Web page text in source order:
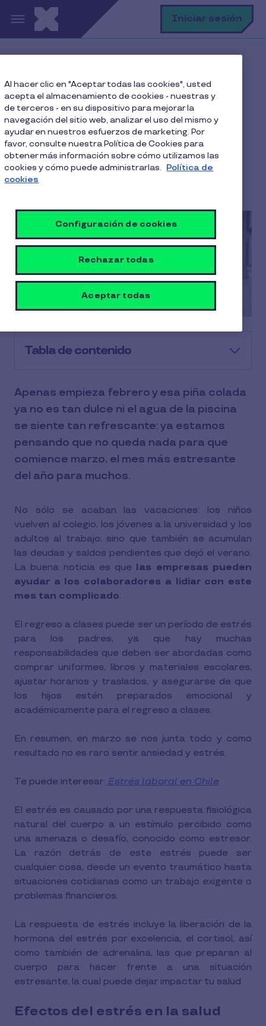
Pasar al contenido principal Iniciar sesión
Guía útil: Cómo Enfrentar el Estrés de Marzo
Guía útil: Cómo Enfrentar
el Estrés de Marzo
Tabla de contenido
Apenas empieza febrero y esa piña colada
ya no es tan dulce ni el agua de la piscina
se siente tan refrescante: ya estamos
pensando que no queda nada para que
comience marzo, el mes más estresante
del año para muchos.
No sólo se acaban las vacaciones: los niños
vuelven al colegio, los jóvenes a la universidad y los
adultos al trabajo; sino que también se acumulan
las deudas y saldos pendientes que dejó el verano.
La buena noticia es que las empresas pueden
ayudar a los colaboradores a lidiar con este
mes tan complicado.
El regreso a clases puede ser un período de estrés
para los padres, ya que hay muchas
responsabilidades que deben ser abordadas como
comprar uniformes, libros y materiales escolares,
ajustar horarios y traslados, y asegurarse de que
los hijos estén preparados emocional y
académicamente para el regreso a clases.
En resumen, en marzo se nos junta todo y como
resultado no es raro sentir ansiedad y estrés.
Te puede interesar: Estrés laboral en Chile
El estrés es causado por una respuesta fisiológica
natural del cuerpo a un estímulo percibido como
una amenaza o desafío, conocido como estresor.
La razón detrás de este estrés puede ser
cualquier cosa, desde un evento traumático hasta
situaciones cotidianas como un trabajo exigente o
problemas financieros.
La respuesta de estrés incluye la liberación de la
hormona del estrés por excelencia, el cortisol, así
como también de adrenalina, las que preparan al
cuerpo para hacer frente a una situación
estresante, la cual puede dejar impactar tu salud.
Efectos del estrés en la salud
Al hacer clic en "Aceptar todas las cookies", usted
acepta el almacenamiento de cookies - nuestras y
de terceros - en su dispositivo para mejorar la
navegación del sitio web, analizar el uso del mismo y
ayudar en nuestros esfuerzos de marketing. Por
favor, consulte nuestra Política de Cookies para
obtener más información sobre cómo utilizamos las
cookies y cómo puede administrarlas. Política de
cookies
Configuración de cookies
Rechazar todas
Aceptar todas